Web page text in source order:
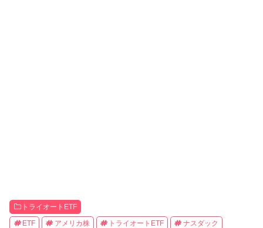
トライオートETF
ETF アメリカ株 トライオートETF ナスダック